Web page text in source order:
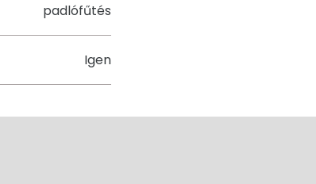
padlófűtés
Igen